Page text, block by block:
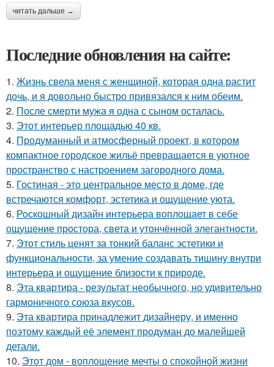
читать дальше →
Последние обновления на сайте:
1. Жизнь свела меня с женщиной, которая одна растит
дочь, и я довольно быстро привязался к ним обеим.
2. После смерти мужа я одна с сыном осталась.
3. Этот интерьер площадью 40 кв.
4. Продуманный и атмосферный проект, в котором
компактное городское жильё превращается в уютное
пространство с настроением загородного дома.
5. Гостиная - это центральное место в доме, где
встречаются комфорт, эстетика и ощущение уюта.
6. Роскошный дизайн интерьера воплощает в себе
ощущение простора, света и утончённой элегантности.
7. Этот стиль ценят за тонкий баланс эстетики и
функциональности, за умение создавать тишину внутри
интерьера и ощущение близости к природе.
8. Эта квартира - результат необычного, но удивительно
гармоничного союза вкусов.
9. Эта квартира принадлежит дизайнеру, и именно
поэтому каждый её элемент продуман до малейшей
детали.
10. Этот дом - воплощение мечты о спокойной жизни